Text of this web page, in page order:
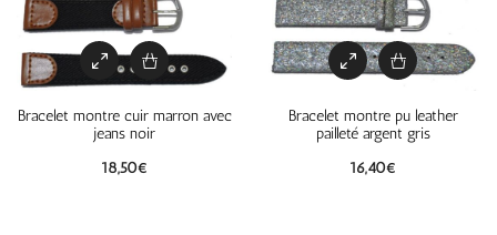
Bracelet montre cuir marron avec
jeans noir
18,50€
Bracelet montre pu leather
pailleté argent gris
16,40€